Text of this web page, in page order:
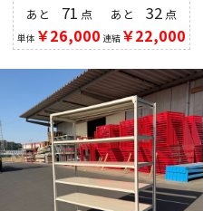
あと 71 点
単体 ￥26,000
あと32 点
連結￥22,000